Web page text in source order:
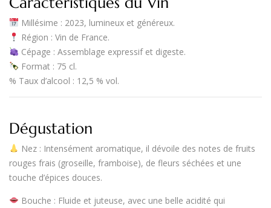
Millésime : 2023, lumineux et généreux.
Région : Vin de France.
Cépage : Assemblage expressif et digeste.
Format: 75 cl.
% Taux d’alcool : 12,5 % vol.
Dégustation
Nez: Intensément aromatique, il dévoile des notes de fruits
rouges frais (groseille, framboise), de fleurs séchées et une
touche d’épices douces.
Bouche : Fluide et juteuse, avec une belle acidité qui